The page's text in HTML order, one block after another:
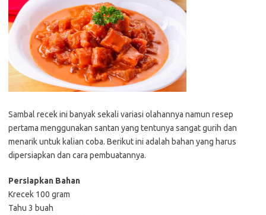
Sambal recek ini banyak sekali variasi olahannya namun resep
pertama menggunakan santan yang tentunya sangat gurih dan
menarik untuk kalian coba. Berikut ini adalah bahan yang harus
dipersiapkan dan cara pembuatannya.
Persiapkan Bahan
Krecek 100 gram
Tahu 3 buah